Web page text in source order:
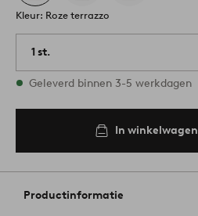
Kleur: Roze terrazzo
1 st.
Op voorraad
Geleverd binnen 3-5 werkdagen
In winkelwagen
Productinformatie